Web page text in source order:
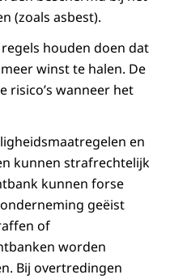
(zoals asbest).
houden doen dat
winst te halen. De
risico’s wanneer het
en
kunnen strafrechtelijk
kunnen forse
geëist
of
worden
Bij overtredingen